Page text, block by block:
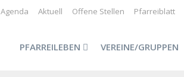
Agenda Aktuell Offene Stellen Pfarreiblatt
PFARREILEBEN VEREINE/GRUPPEN